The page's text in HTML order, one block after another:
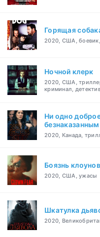
Горящая
2020, США,
Ночной клерк
2020, США,
криминал,
Ни одно
безнаказанным
2020, Канада,
Боязнь клоунов
2020, США, ужасы
Шкатулка
2020,